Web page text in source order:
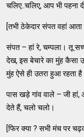
चलिए..चलिए, आप भी पहना
[तभी ठेकेदार संपत वहां
संपत – हां रे, चम्पला। तू
देख, इस बेचारे का मुंह कैसा
मुंह ऐसे ही उतरा हुआ रहता
पास खड़े गांव वाले – जी
देते हैं, चलो चलो।
[फिर क्या ? सभी मंच पर